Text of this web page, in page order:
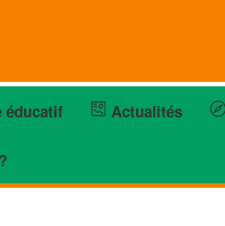
éducatif Actualités